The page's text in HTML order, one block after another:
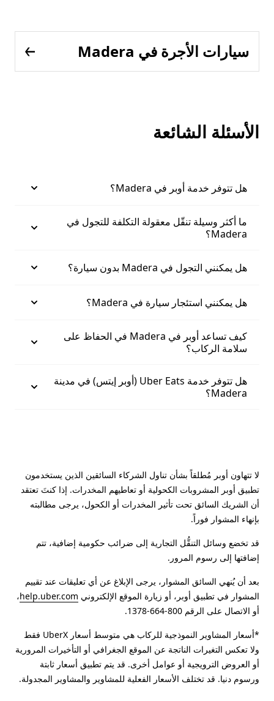
سيارات الأجرة في Madera
الأسئلة الشائعة
هل تتوفر خدمة أوبر في Madera؟
ما أكثر وسيلة تنقّل معقولة التكلفة للتجول في
Madera؟
هل يمكنني التجول في Madera بدون سيارة؟
هل يمكنني استئجار سيارة في Madera؟
كيف تساعد أوبر في Madera في الحفاظ على
سلامة الركاب؟
هل تتوفر خدمة Uber Eats (أوبر إيتس) في مدينة
Madera؟
لا تتهاون أوبر مُطلقاً بشأن تناول الشركاء السائقين الذين يستخدمون
تطبيق أوبر المشروبات الكحولية أو تعاطيهم المخدرات. إذا كنتَ تعتقد
أن الشريك السائق تحت تأثير المخدرات أو الكحول، يرجى مطالبته
بإنهاء المشوار فوراً.
قد تخضع وسائل التنقُّل التجارية إلى ضرائب حكومية إضافية، تتم
إضافتها إلى رسوم المرور.
بعد أن يُنهي السائق المشوار، يرجى الإبلاغ عن أي تعليقات عند تقييم
المشوار في تطبيق أوبر، أو زيارة الموقع الإلكتروني help.uber.com،
أو الاتصال على الرقم 800-664-1378.
*أسعار المشاوير النموذجية للركاب هي متوسط أسعار UberX فقط
ولا تعكس التغيرات الناتجة عن الموقع الجغرافي أو التأخيرات المرورية
أو العروض الترويجية أو عوامل أخرى. قد يتم تطبيق أسعار ثابتة
ورسوم دنيا. قد تختلف الأسعار الفعلية للمشاوير والمشاوير المجدولة.